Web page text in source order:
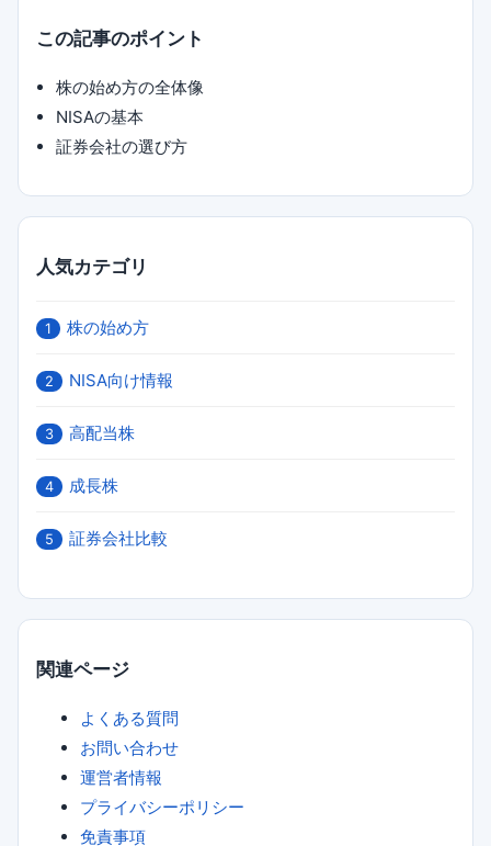
この記事のポイント
株の始め方の全体像
NISAの基本
証券会社の選び方
人気カテゴリ
1 株の始め方
2 NISA向け情報
3 高配当株
4 成長株
5 証券会社比較
関連ページ
よくある質問
お問い合わせ
運営者情報
プライバシーポリシー
免責事項